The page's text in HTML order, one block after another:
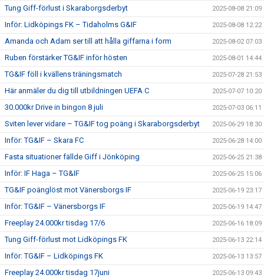
Tung Giff-förlust i Skaraborgsderbyt 2025-08-08 21:09
Inför: Lidköpings FK – Tidaholms G&IF 2025-08-08 12:22
Amanda och Adam ser till att hålla giffarna i form 2025-08-02 07:03
Ruben förstärker TG&IF inför hösten 2025-08-01 14:44
TG&IF föll i kvällens träningsmatch 2025-07-28 21:53
Här anmäler du dig till utbildningen UEFA C 2025-07-07 10:20
30.000kr Drive in bingon 8 juli 2025-07-03 06:11
Sviten lever vidare – TG&IF tog poäng i Skaraborgsderbyt 2025-06-29 18:30
Inför: TG&IF – Skara FC 2025-06-28 14:00
Fasta situationer fällde Giff i Jönköping 2025-06-25 21:38
Inför: IF Haga – TG&IF 2025-06-25 15:06
TG&IF poänglöst mot Vänersborgs IF 2025-06-19 23:17
Inför: TG&IF – Vänersborgs IF 2025-06-19 14:47
Freeplay 24.000kr tisdag 17/6 2025-06-16 18:09
Tung Giff-förlust mot Lidköpings FK 2025-06-13 22:14
Inför: TG&IF – Lidköpings FK 2025-06-13 13:57
Freeplay 24.000kr tisdag 17juni 2025-06-13 09:43